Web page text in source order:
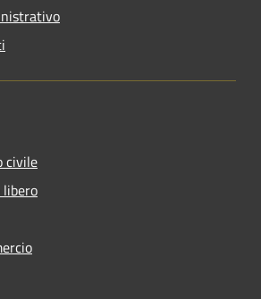
civile